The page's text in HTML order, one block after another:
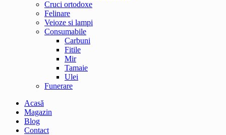
Cruci ortodoxe
Felinare
Veioze si lampi
Consumabile
Carbuni
Fitile
Mir
Tamaie
Ulei
Funerare
Acasă
Magazin
Blog
Contact